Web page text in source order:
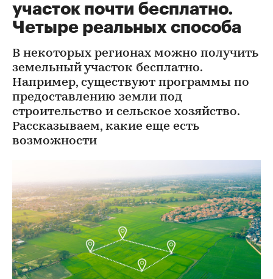
участок почти бесплатно.
Четыре реальных способа
В некоторых регионах можно получить
земельный участок бесплатно.
Например, существуют программы по
предоставлению земли под
строительство и сельское хозяйство.
Рассказываем, какие еще есть
возможности